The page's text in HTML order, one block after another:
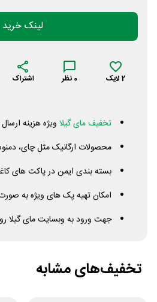
لینک خرید
2لایک 0 نظر اشتراک
تخفیف مای گیلا ویژه هزینه ارسال
محصولات ارگانیک مثل چای،
بسته بندی ایمن در پاکت های
امکان تهیه پک های ویژه به
جهت ورود به وبسایت مای گیلا
تخفیف‌های مشابه